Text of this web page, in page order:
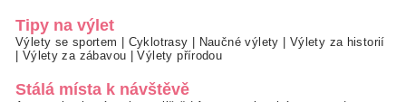
Tipy na výlet
Výlety se sportem Cyklotrasy Naučné výlety
Výlety za historií
Výlety za zábavou |Výlety přírodou
Stálá místa k návštěvě